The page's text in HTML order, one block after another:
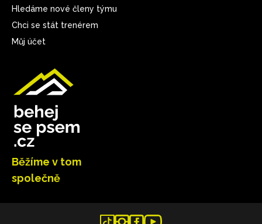
Běžíme v tom
společně
Hledáme nové členy týmu
Chci se stát trenérem
Můj účet